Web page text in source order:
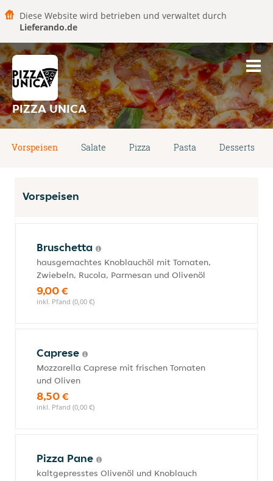
Diese Website wird betrieben und verwaltet durch
Lieferando.de
PIZZA UNICA
Vorspeisen Salate Pizza Pasta Desserts
Vorspeisen
Bruschetta
hausgemachtes Knoblauchöl mit Tomaten,
Zwiebeln, Rucola, Parmesan und Olivenöl
9,00 €
inkl. Pfand (0,00 €)
Caprese
Mozzarella Caprese mit frischen Tomaten
und Oliven
8,50 €
inkl. Pfand (0,00 €)
Pizza Pane
kaltgepresstes Olivenöl und Knoblauch